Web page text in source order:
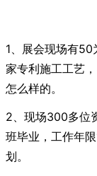
1、展会现场有
家专利施工工艺
怎么样的。
2、现场300多位
班毕业，工作年
划。